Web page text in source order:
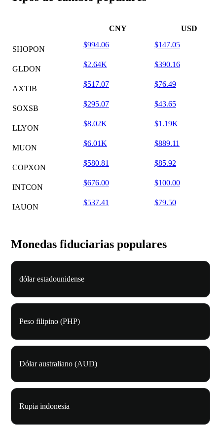
CNY USD
SHOPON
$994.06 $147.05
GLDON
$2.64K $390.16
AXTIB
$517.07 $76.49
SOXSB
$295.07 $43.65
LLYON
$8.02K $1.19K
MUON
$6.01K $889.11
COPXON
$580.81 $85.92
INTCON
$676.00 $100.00
IAUON
$537.41 $79.50
Monedas fiduciarias populares
dólar estadounidense
Peso filipino (PHP)
Dólar australiano (AUD)
Rupia indonesia